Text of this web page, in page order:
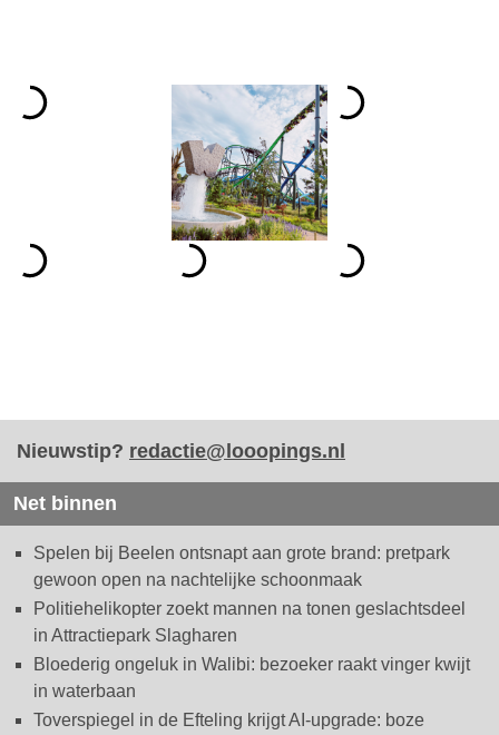
Nieuwstip? redactie@looopings.nl
Net binnen
Spelen bij Beelen ontsnapt aan grote brand: pretpark
gewoon open na nachtelijke schoonmaak
Politiehelikopter zoekt mannen na tonen geslachtsdeel
in Attractiepark Slagharen
Bloederig ongeluk in Walibi: bezoeker raakt vinger kwijt
in waterbaan
Toverspiegel in de Efteling krijgt AI-upgrade: boze